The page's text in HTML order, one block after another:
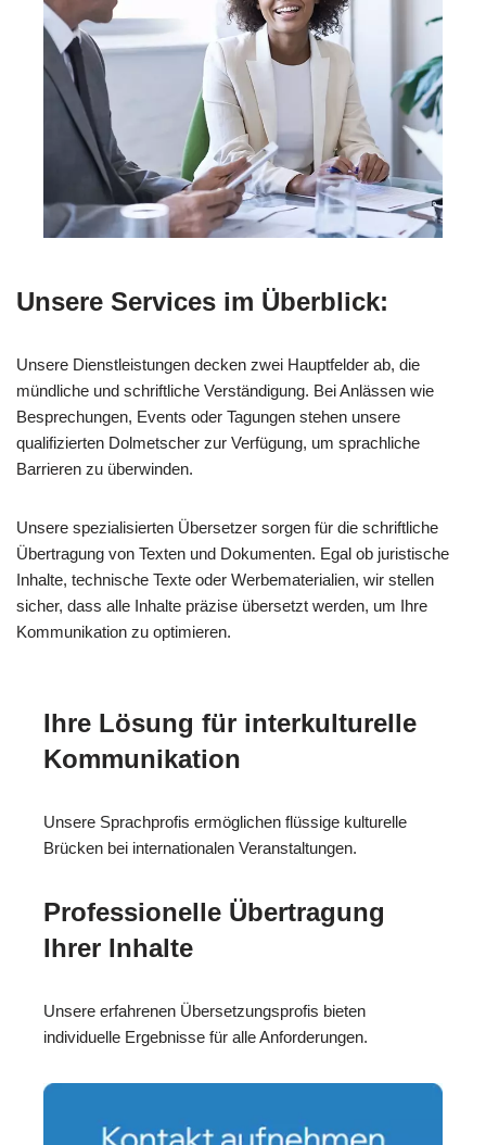
Unsere Services im Überblick:
Unsere Dienstleistungen decken zwei Hauptfelder ab, die
mündliche und schriftliche Verständigung. Bei Anlässen wie
Besprechungen, Events oder Tagungen stehen unsere
qualifizierten Dolmetscher zur Verfügung, um sprachliche
Barrieren zu überwinden.
Unsere spezialisierten Übersetzer sorgen für die schriftliche
Übertragung von Texten und Dokumenten. Egal ob juristische
Inhalte, technische Texte oder Werbematerialien, wir stellen
sicher, dass alle Inhalte präzise übersetzt werden, um Ihre
Kommunikation zu optimieren.
Ihre Lösung für interkulturelle
Kommunikation
Unsere Sprachprofis ermöglichen flüssige kulturelle
Brücken bei internationalen Veranstaltungen.
Professionelle Übertragung
Ihrer Inhalte
Unsere erfahrenen Übersetzungsprofis bieten
individuelle Ergebnisse für alle Anforderungen.